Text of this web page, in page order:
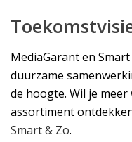
MediaGarant en
duurzame
de hoogte. Wil je
assortiment
Smart & Zo.